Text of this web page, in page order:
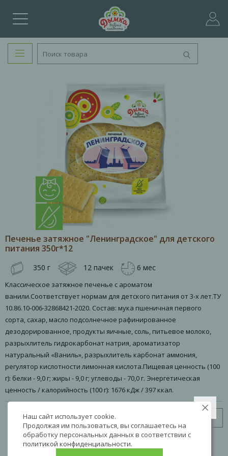
Печенье затяжное "Ленинградское" для детского
питания 350г*12
350 г 12 пачек 6 мес
Классическое затяжное печенье с ароматом
ванили.Соответствует нормам для детского питания от 3-х лет.ТУ
10.86.10-006-32868421-2020. Состав: мука пшеничная первого
сорта, сахар, масло подсолнечное рафинированное
дезодорированное, продукты яичные, соль, питьевое молоко,
разрыхлитель гидрокарбонат натрия, ароматизатор
натуральный «Ваниль», разрыхлитель карбонат аммония,
регулятор кислотности лимонная кислота.Пищевая ценность (100
г): белки - 9,0 г; жиры - 9,0 г; углеводы - 70,0 г. Энергетическая
ценность / калорийность (100 г): 1676 кДж / 397 ккал.
Узнать цену
Наш сайт использует cookie.
Продолжая им пользоваться, вы соглашаетесь на
обработку персональных данных в соответствии с
политикой конфиденциальности.